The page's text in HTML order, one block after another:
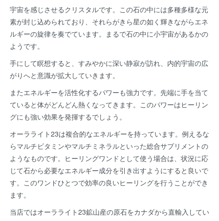
宇宙を感じさせるクリスタルです。この石の中には多種多様な元
素が封じ込められており、それらがきら星の如く輝きながらエネ
ルギーの旋律を奏でています。まるで石の中に小宇宙があるかの
ようです。
手にして瞑想すると、すみやかに深い静寂が訪れ、内的宇宙の広
がりへと意識が拡大していきます。
またエネルギーを活性化するパワーも強力です。先端に手を当て
ていると体がどんどん熱くなってきます。このパワーはヒーリン
グにも強い効果を発揮するでしょう。
オーラライト23は複合的なエネルギーを持っています。例えるな
らマルチビタミンやマルチミネラルといった総合サプリメントの
ようなものです。ヒーリングワンドとして使う場合は、状況に応
じて石から必要なエネルギー成分を引き出すようにすると良いで
す。このワンドひとつで効率の良いヒーリングを行うことができ
ます。
当店ではオーラライト23鉱山産の原石をカナダから直輸入してい